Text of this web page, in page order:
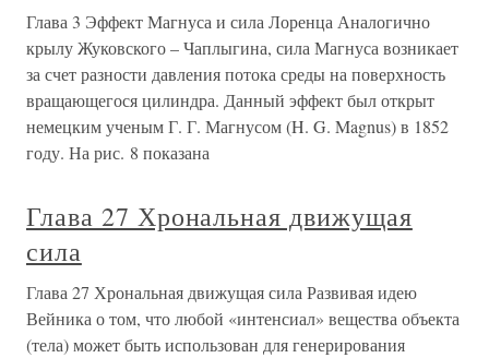
Глава 3 Эффект Магнуса и сила Лоренца Аналогично
крылу Жуковского – Чаплыгина, сила Магнуса возникает
за счет разности давления потока среды на поверхность
вращающегося цилиндра. Данный эффект был открыт
немецким ученым Г. Г. Магнусом (H. G. Magnus) в 1852
году. На рис. 8 показана
Глава 27 Хрональная движущая
сила
Глава 27 Хрональная движущая сила Развивая идею
Вейника о том, что любой «интенсиал» вещества объекта
(тела) может быть использован для генерирования